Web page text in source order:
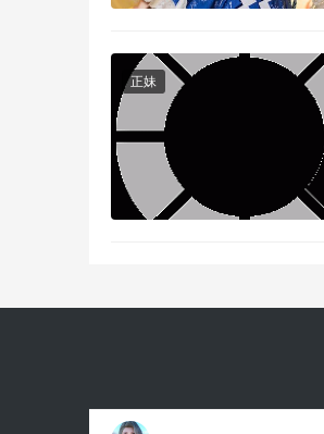
正妹